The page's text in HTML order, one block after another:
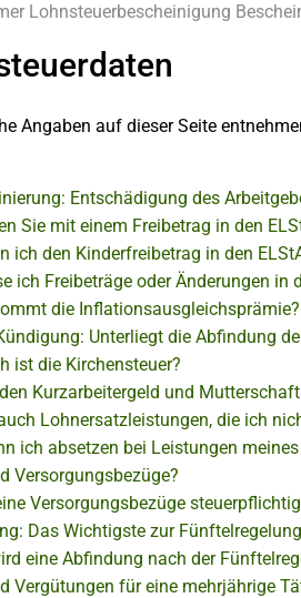
Lohnsteuerbescheinigung
Angaben auf dieser Seite
Entschädigung des
Sie mit einem Freibetrag in den
ich den Kinderfreibetrag in den
ich Freibeträge oder Änderungen in
die Inflationsausgleichsprämie?
Unterliegt die Abfindung
ist die Kirchensteuer?
Kurzarbeitergeld und
Lohnersatzleistungen, die ich
ich absetzen bei Leistungen
Versorgungsbezüge?
Versorgungsbezüge
Das Wichtigste zur Fünftelregelung
eine Abfindung nach der
Vergütungen für eine mehrjährige